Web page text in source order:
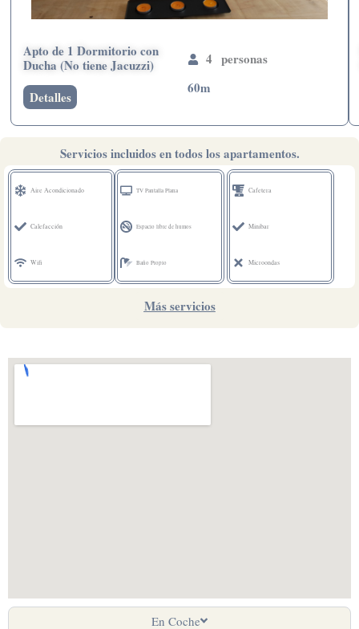
Apto de 1 Dormitorio con
Ducha (No tiene Jacuzzi)
Detalles
4 personas
60m
Servicios incluidos en todos los apartamentos.
Aire Acondicionado
Calefacción
Wifi
TV Pantalla Plana
Espacio libre de humos
Baño Propio
Cafetera
Minibar
Microondas
Más servicios
En Coche